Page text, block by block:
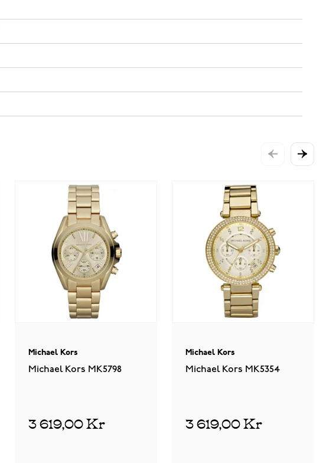
Michael Kors
Michael Kors MK5798
3 619,00 Kr
Michael Kors
Michael Kors MK5354
3 619,00 Kr